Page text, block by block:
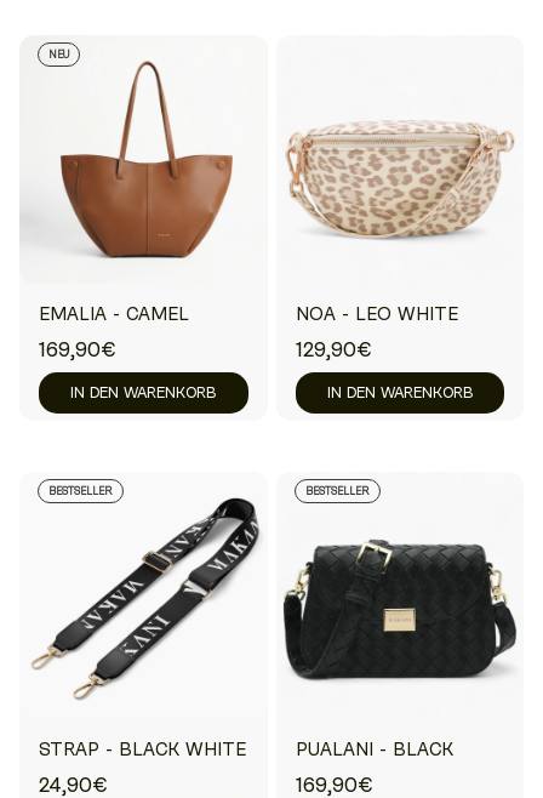
NEU
EMALIA - CAMEL
169,90€
IN DEN WARENKORB
NOA - LEO WHITE
129,90€
IN DEN WARENKORB
BESTSELLER
STRAP - BLACK WHITE
24,90€
BESTSELLER
PUALANI - BLACK
169,90€